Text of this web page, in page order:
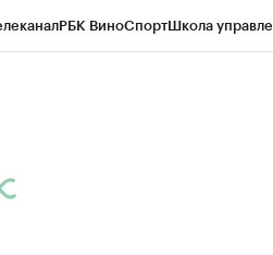
РБК ВиноСпортШкола